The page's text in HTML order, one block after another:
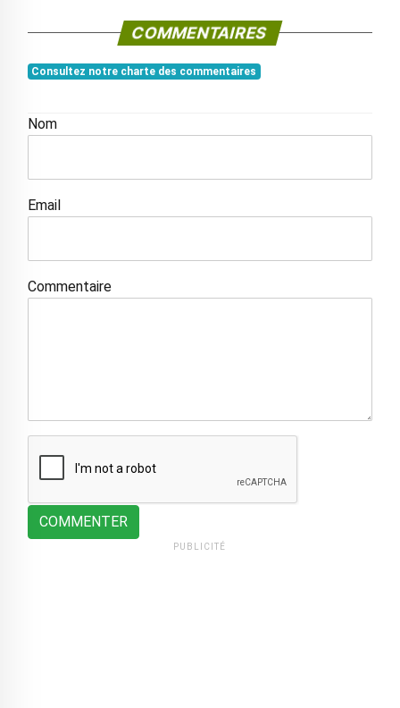
COMMENTAIRES
Consultez notre charte des commentaires
Nom
Email
Commentaire
COMMENTER
PUBLICITÉ